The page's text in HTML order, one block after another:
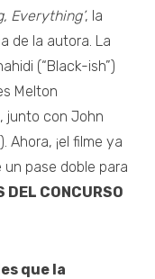
Everything’, la
de la autora. La
(“Black-ish”)
Melton
junto con John
Ahora, ¡el filme ya
pase doble para
DEL CONCURSO
que la